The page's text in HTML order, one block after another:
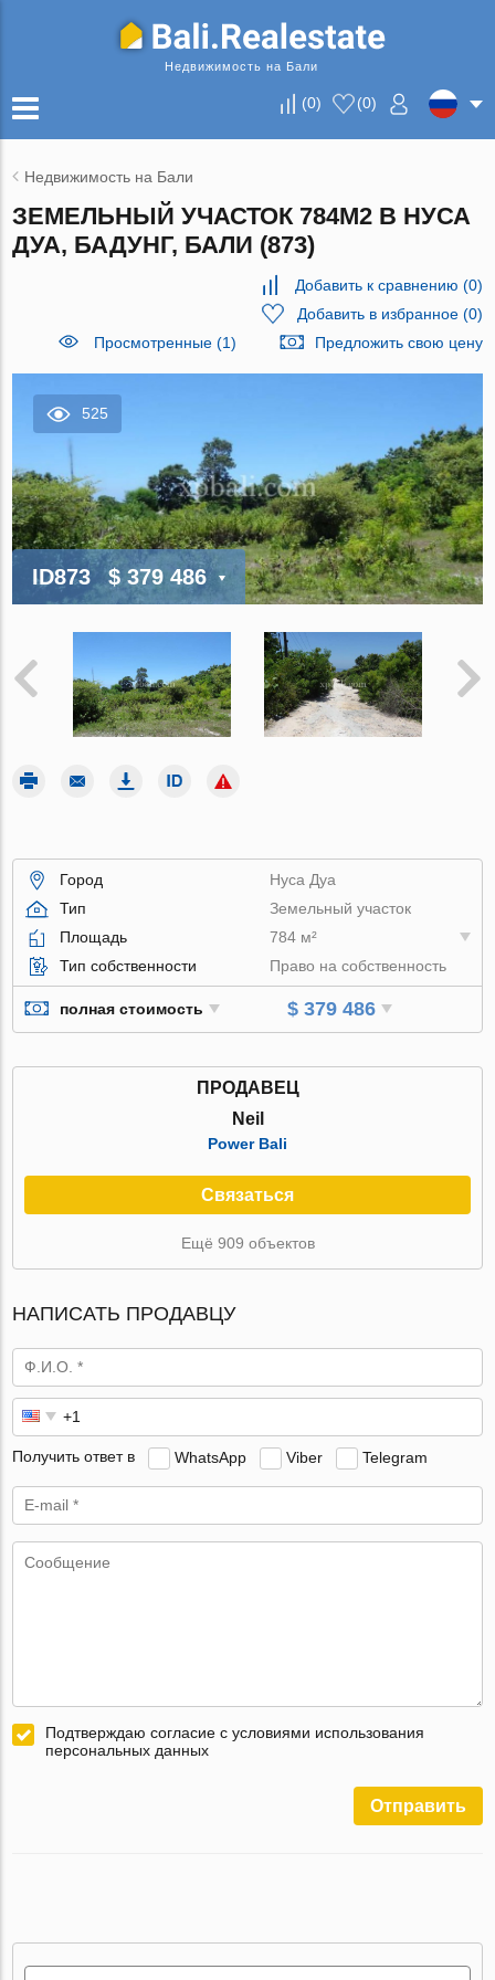
Недвижимость на Бали
(0) (0)
Недвижимость на Бали
ЗЕМЕЛЬНЫЙ УЧАСТОК 784М2 В НУСА
ДУА, БАДУНГ, БАЛИ (873)
Добавить к сравнению (0)
Добавить в избранное(0)
Просмотренные (1)
Предложить свою цену
525
ID873 $ 379 486
Город
Нуса Дуа
Тип
Земельный участок
Площадь
784 м²
Тип собственности
Право на собственность
полная стоимость $ 379 486
ПРОДАВЕЦ
Neil
Power Bali
Связаться
Ещё 909 объектов
НАПИСАТЬ ПРОДАВЦУ
Получить ответ в WhatsApp Viber Telegram
Подтверждаю согласие с условиями использования
персональных данных
Отправить